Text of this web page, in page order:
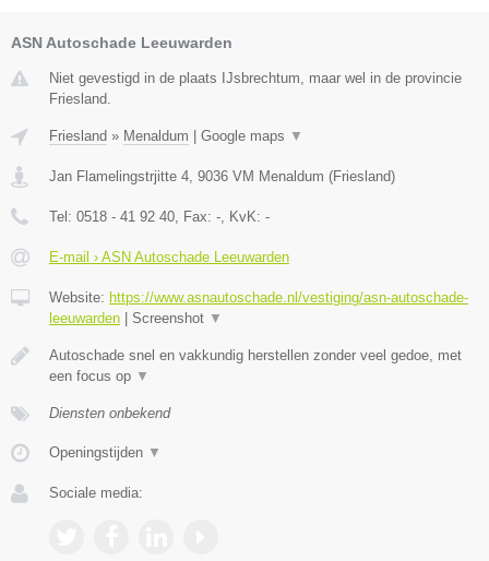
ASN Autoschade Leeuwarden
Niet gevestigd in de plaats IJsbrechtum, maar wel in de provincie
Friesland.
Friesland » Menaldum | Google maps ▼
Jan Flamelingstrjitte 4 9036 VM Menaldum (Friesland)
Tel: 0518 - 41 92 40 , Fax: - , KvK: -
E-mail › ASN Autoschade Leeuwarden
Website: https://www.asnautoschade.nl/vestiging/asn-autoschade-
leeuwarden | Screenshot ▼
Autoschade snel en vakkundig herstellen zonder veel gedoe, met
een focus op ▼
Diensten onbekend
Openingstijden ▼
Sociale media: